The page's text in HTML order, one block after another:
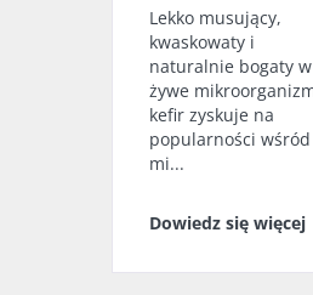
Lekko musujący,
kwaskowaty i
naturalnie bogaty w
żywe
kefir zyskuje na
popularności wśród
mi...
Dowiedz się więcej